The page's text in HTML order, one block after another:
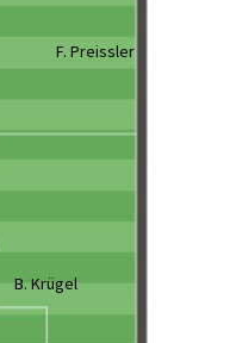
F. Preissler
B. Krügel